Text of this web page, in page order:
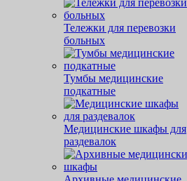
Тележки для перевозки
больных
Тумбы медицинские
подкатные
Медицинские шкафы для
раздевалок